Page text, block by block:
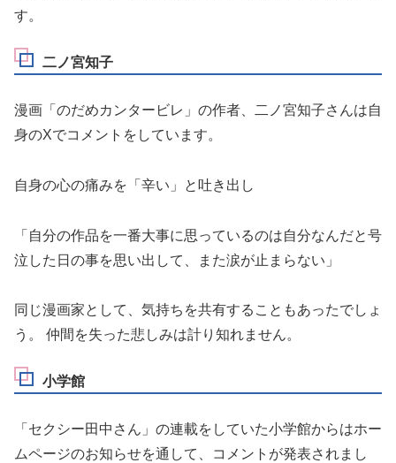
す。
二ノ宮知子
漫画「のだめカンタービレ」の作者、二ノ宮知子さんは自
身のXでコメントをしています。
自身の心の痛みを「辛い」と吐き出し
「自分の作品を一番大事に思っているのは自分なんだと号
泣した日の事を思い出して、また涙が止まらない」
同じ漫画家として、気持ちを共有することもあったでしょ
う。 仲間を失った悲しみは計り知れません。
小学館
「セクシー田中さん」の連載をしていた小学館からはホー
ムページのお知らせを通して、コメントが発表されまし